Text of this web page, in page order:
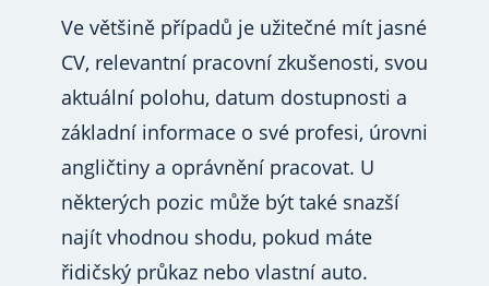
Ve většině případů je užitečné mít jasné
CV, relevantní pracovní zkušenosti, svou
aktuální polohu, datum dostupnosti a
základní informace o své profesi, úrovni
angličtiny a oprávnění pracovat. U
některých pozic může být také snazší
najít vhodnou shodu, pokud máte
řidičský průkaz nebo vlastní auto.